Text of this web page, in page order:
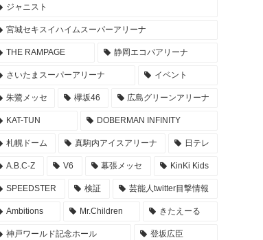
ッズ… #KP_FirstDOME_Mr レポ まとめ
グッズ… #KP_FirstDOME_Mr 大阪 レポ まとめ
2022年3月28日
リーナMM アンダラ レポ まとめ
2022年3月27日
Kis-My-Ftに逢えるdeShow 2022 キスマイ 札幌
真駒内アイスアリーナ 座席・セトリ・グッズ M
ジャニスト
宮城セキスイハイムスーパーアリーナ
THE RAMPAGE 静岡エコパアリーナ
さいたまスーパーアリーナ イベント
朱鷺メッセ 欅坂46 広島グリーンアリーナ
KAT-TUN DOBERMAN INFINITY
札幌ドーム 真駒内アイスアリーナ 日テレ
A.B.C-Z V6 幕張メッセ KinKi Kids
SPEEDSTER 検証 芸能人twitter目撃情報
Ambitions Mr.Children きたえーる
神戸ワールド記念ホール 登坂広臣